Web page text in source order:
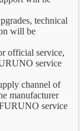
technical
will be
official service,
service
channel of
manufacturer
service